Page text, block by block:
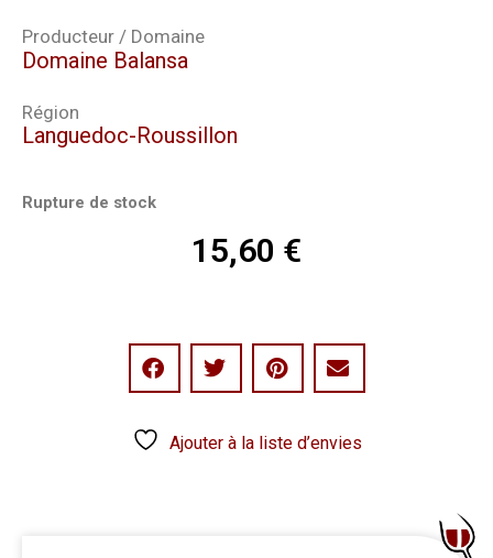
Producteur / Domaine
Domaine Balansa
Région
Languedoc-Roussillon
Rupture de stock
15,60 €
Ajouter à la liste d’envies